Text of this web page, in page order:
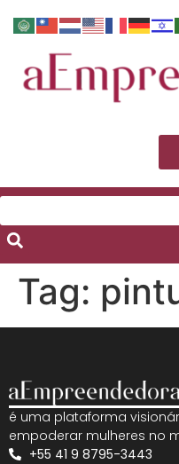
Tag:
é uma plataforma
empoderar mulheres no
+55 41 9 8795-3443